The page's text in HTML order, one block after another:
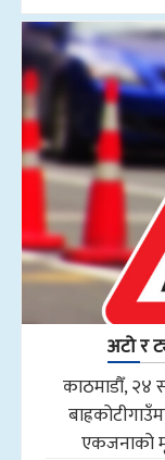
अटो र
काठमाडौँ, २४
एकजनाको